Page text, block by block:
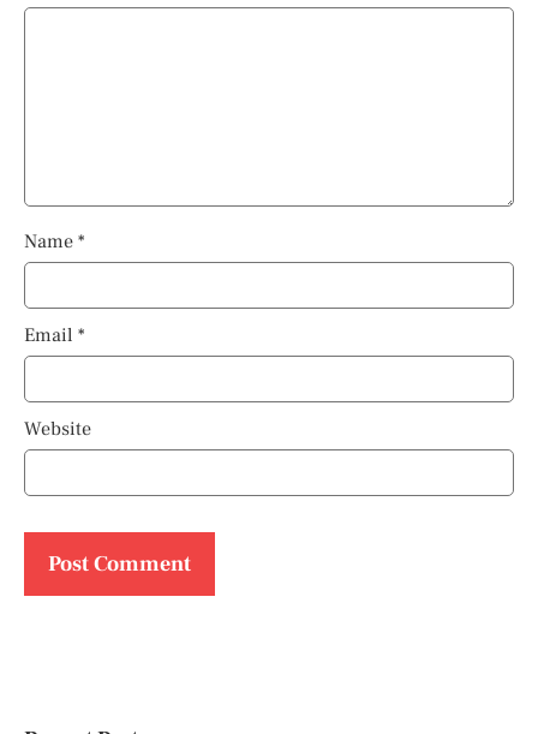
Name *
Email *
Website